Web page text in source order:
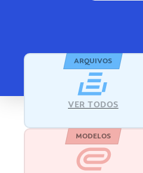
ARQUIVOS
VER TODOS
MODELOS